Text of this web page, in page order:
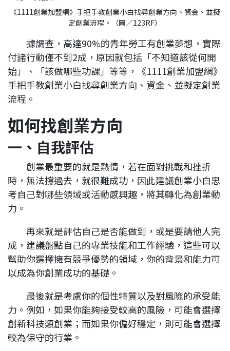
據調查，高達90%的青年勞工有創業夢想，實際
付諸行動僅不到2成，原因就包括「不知道該從何開
始」、「該做哪些功課」等等，《1111創業加盟網》
手把手教創業小白找尋創業方向、資金、並擬定創業
流程。
如何找創業方向
一、自我評估
創業最重要的就是熱情，若在面對挑戰和挫折
時，無法撐過去，就很難成功，因此建議創業小白思
考自己對哪些領域或活動感興趣，將其轉化為創業動
力。
再來就是評估自己是否能做到，或是要請他人完
成，建議盤點自己的專業技能和工作經驗，這些可以
幫助你選擇擁有競爭優勢的領域，你的背景和能力可
以成為你創業成功的基礎。
最後就是考慮你的個性特質以及對風險的承受能
力。例如，如果你能夠接受較高的風險，可能會選擇
創新科技類創業；而如果你偏好穩定，則可能會選擇
較為保守的行業。